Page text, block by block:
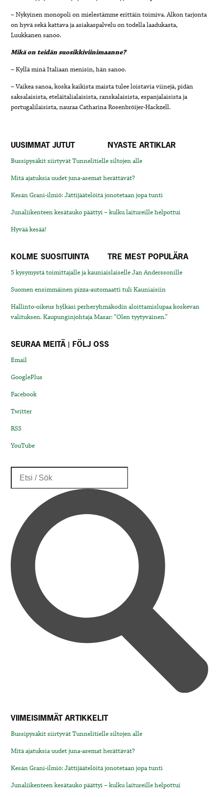
– Nykyinen monopoli on mielestämme erittäin toimiva. Alkon tarjonta
on hyvä sekä kattava ja asiakaspalvelu on todella laadukasta,
Luukkanen sanoo.
Mikä on teidän suosikkiviinimaanne?
– Kyllä minä Italiaan menisin, hän sanoo.
– Vaikea sanoa, koska kaikista maista tulee loistavia viinejä, pidän
saksalaisista, eteläitalialaisista, ranskalaisista, espanjalaisista ja
portugalilaisista, nauraa Catharina Rosenbröijer-Hackzell.
UUSIMMAT JUTUT NYASTE ARTIKLAR
Bussipysäkit siirtyvät Tunnelitielle siltojen alle
Mitä ajatuksia uudet juna-asemat herättävät?
Kesän Grani-ilmiö: Jättijäätelöitä jonotetaan jopa tunti
Junaliikenteen kesätauko päättyi – kulku laitureille helpottui
Hyvää kesää!
KOLME SUOSITUINTA TRE MEST POPULÄRA
5 kysymystä toimittajalle ja kauniaislaiselle Jan Anderssonille
Suomen ensimmäinen pizza-automaatti tuli Kauniaisiin
Hallinto-oikeus hylkäsi perheryhmäkodin aloittamislupaa koskevan
valituksen. Kaupunginjohtaja Masar: “Olen tyytyväinen.”
SEURAA MEITÄ | FÖLJ OSS
Email
GooglePlus
Facebook
Twitter
RSS
YouTube
VIIMEISIMMÄT ARTIKKELIT
Bussipysäkit siirtyvät Tunnelitielle siltojen alle
Mitä ajatuksia uudet juna-asemat herättävät?
Kesän Grani-ilmiö: Jättijäätelöitä jonotetaan jopa tunti
Junaliikenteen kesätauko päättyi – kulku laitureille helpottui